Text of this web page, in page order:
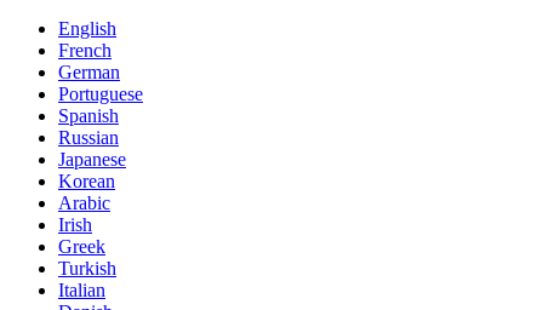
English
French
German
Portuguese
Spanish
Russian
Japanese
Korean
Arabic
Irish
Greek
Turkish
Italian